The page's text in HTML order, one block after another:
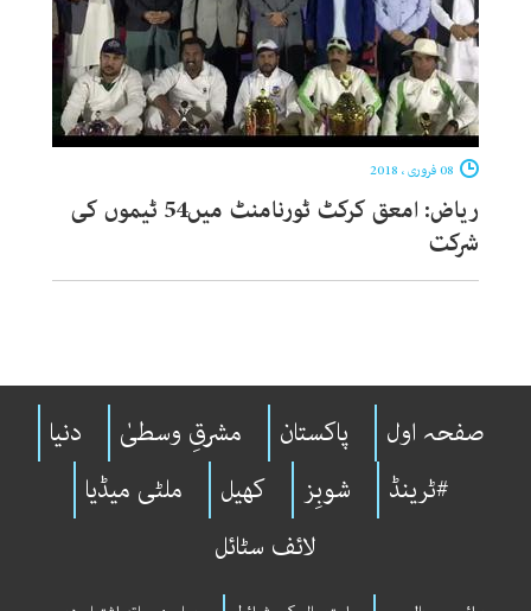
ریاض: امعق کرکٹ ٹورنامنٹ میں54 ٹیموں کی
شرکت
صفحہ اول پاکستان مشرقِ وسطیٰ
دنیا
#ٹرینڈ
شوبِز کھیل
ملٹی میڈیا
لائف سٹائل